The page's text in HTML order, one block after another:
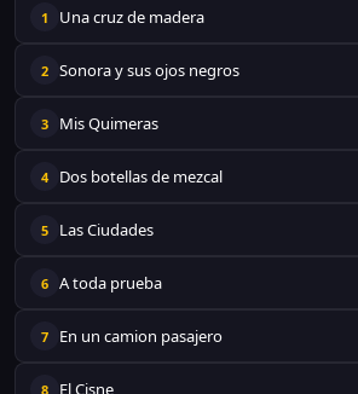
1 Una cruz de madera
2 Sonora y sus ojos negros
3 Mis Quimeras
4 Dos botellas de mezcal
5 Las Ciudades
6 A toda prueba
7 En un camion pasajero
8 El Cisne